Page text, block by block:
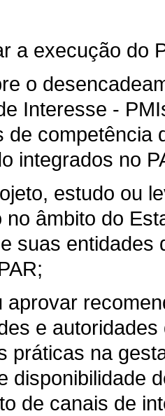
a execução do
o
Interesse -
de competência
integrados no
estudo ou
no âmbito do
suas entidades
aprovar
e
práticas na
disponibilidade
de canais de